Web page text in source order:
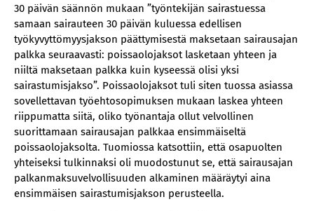
30 päivän säännön mukaan ”työntekijän sairastuessa
samaan sairauteen 30 päivän kuluessa edellisen
työkyvyttömyysjakson päättymisestä maksetaan sairausajan
palkka seuraavasti: poissaolojaksot lasketaan yhteen ja
niiltä maksetaan palkka kuin kyseessä olisi yksi
sairastumisjakso”. Poissaolojaksot tuli siten tuossa asiassa
sovellettavan työehtosopimuksen mukaan laskea yhteen
riippumatta siitä, oliko työnantaja ollut velvollinen
suorittamaan sairausajan palkkaa ensimmäiseltä
poissaolojaksolta. Tuomiossa katsottiin, että osapuolten
yhteiseksi tulkinnaksi oli muodostunut se, että sairausajan
palkanmaksuvelvollisuuden alkaminen määräytyi aina
ensimmäisen sairastumisjakson perusteella.